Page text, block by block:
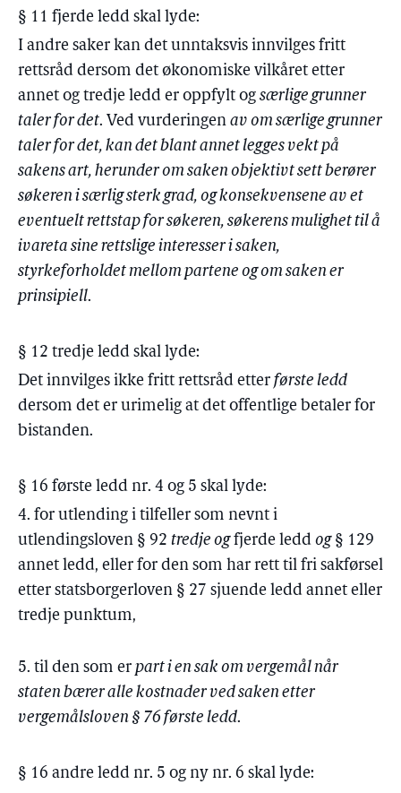
§ 11 fjerde ledd skal lyde:
I andre saker kan det unntaksvis innvilges fritt
rettsråd dersom det økonomiske vilkåret etter
annet og tredje ledd er oppfylt og særlige grunner
taler for det. Ved vurderingen av om særlige grunner
taler for det, kan det blant annet legges vekt på
sakens art, herunder om saken objektivt sett berører
søkeren i særlig sterk grad, og konsekvensene av et
eventuelt rettstap for søkeren, søkerens mulighet til å
ivareta sine rettslige interesser i saken,
styrkeforholdet mellom partene og om saken er
prinsipiell.
§ 12 tredje ledd skal lyde:
Det innvilges ikke fritt rettsråd etter første ledd
dersom det er urimelig at det offentlige betaler for
bistanden.
§ 16 første ledd nr. 4 og 5 skal lyde:
4. for utlending i tilfeller som nevnt i
utlendingsloven § 92 tredje ogfjerde ledd og§ 129
annet ledd, eller for den som har rett til fri sakførsel
etter statsborgerloven § 27 sjuende ledd annet eller
tredje punktum,
5. til den som er part i en sak om vergemål når
staten bærer alle kostnader ved saken etter
vergemålsloven § 76 første ledd.
§ 16 andre ledd nr. 5 og ny nr. 6 skal lyde: